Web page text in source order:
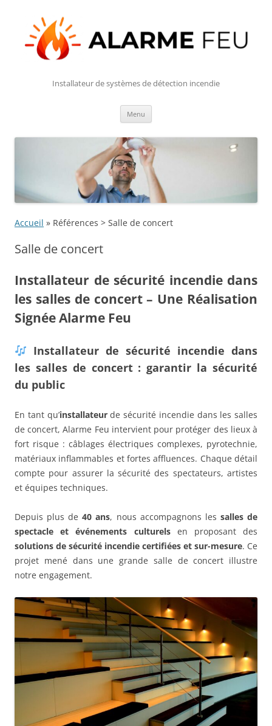
Installateur de systèmes de détection incendie
Menu
Accueil » Références > Salle de concert
Salle de concert
Installateur de sécurité incendie dans
les salles de concert – Une Réalisation
Signée Alarme Feu
Installateur de sécurité incendie dans
les salles de concert : garantir la sécurité
du public
En tant qu’installateurde sécurité incendie dans les salles
de concert, Alarme Feu intervient pour protéger des lieux à
fort risque : câblages électriques complexes, pyrotechnie,
matériaux inflammables et fortes affluences. Chaque détail
compte pour assurer la sécurité des spectateurs, artistes
et équipes techniques.
Depuis plus de40 ans, nous accompagnons les salles de
spectacle et événements culturelsen proposant des
solutions de sécurité incendie certifiées et sur-mesure. Ce
projet mené dans une grande salle de concert illustre
notre engagement.